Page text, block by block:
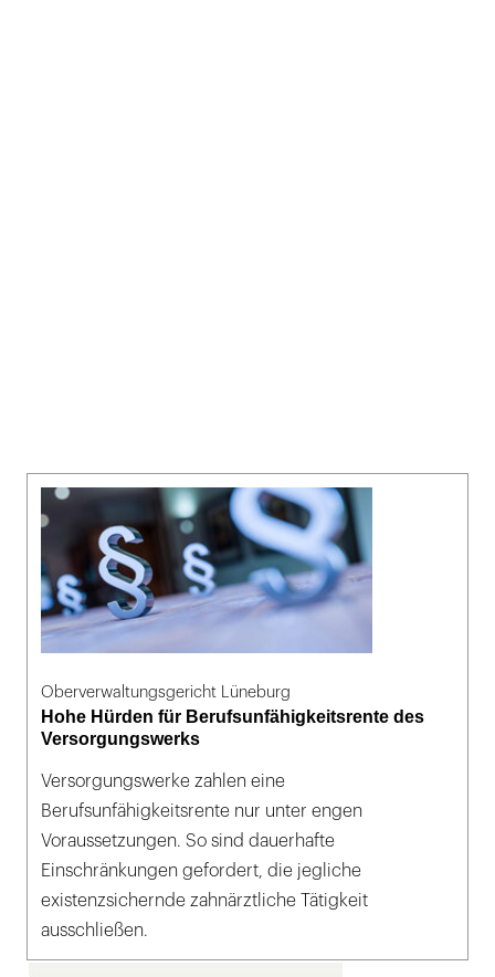
Oberverwaltungsgericht Lüneburg
Hohe Hürden für Berufsunfähigkeitsrente des
Versorgungswerks
Versorgungswerke zahlen eine
Berufsunfähigkeitsrente nur unter engen
Voraussetzungen. So sind dauerhafte
Einschränkungen gefordert, die jegliche
existenzsichernde zahnärztliche Tätigkeit
ausschließen.